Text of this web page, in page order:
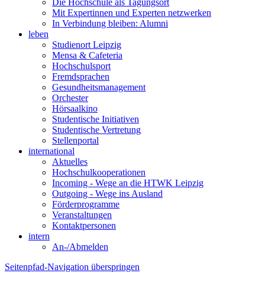
Die Hochschule als Tagungsort
Mit Expertinnen und Experten netzwerken
In Verbindung bleiben: Alumni
leben
Studienort Leipzig
Mensa & Cafeteria
Hochschulsport
Fremdsprachen
Gesundheitsmanagement
Orchester
Hörsaalkino
Studentische Initiativen
Studentische Vertretung
Stellenportal
international
Aktuelles
Hochschulkooperationen
Incoming - Wege an die HTWK Leipzig
Outgoing - Wege ins Ausland
Förderprogramme
Veranstaltungen
Kontaktpersonen
intern
An-/Abmelden
Seitenpfad-Navigation überspringen